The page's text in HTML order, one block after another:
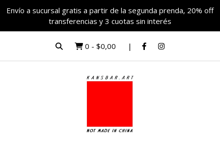
Envío a sucursal gratis a partir de la segunda prenda, 20% off
transferencias y 3 cuotas sin interés
0 - $0,00